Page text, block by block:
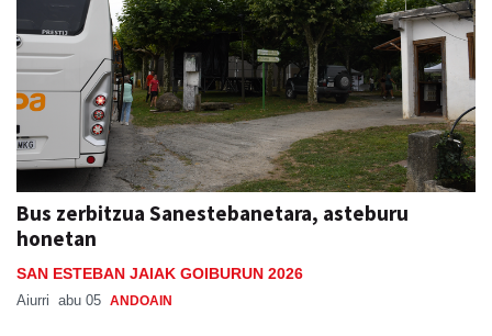
Bus zerbitzua Sanestebanetara, asteburu
honetan
SAN ESTEBAN JAIAK GOIBURUN 2026
Aiurri abu 05 ANDOAIN